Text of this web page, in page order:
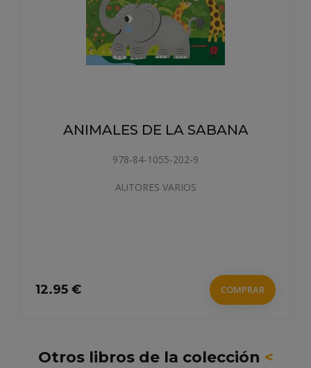
ANIMALES DE LA SABANA
978-84-1055-202-9
AUTORES VARIOS
12.95 € COMPRAR
Otros libros de la colección <